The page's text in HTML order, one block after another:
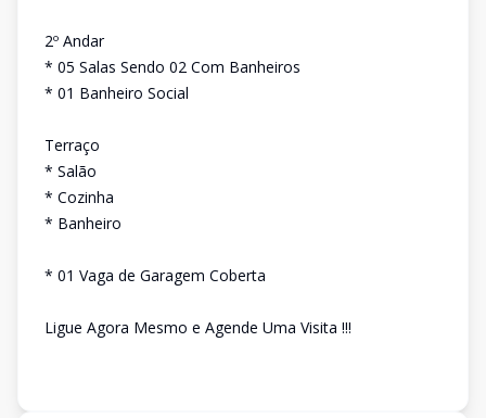
2º Andar
* 05 Salas Sendo 02 Com Banheiros
* 01 Banheiro Social
Terraço
* Salão
* Cozinha
* Banheiro
* 01 Vaga de Garagem Coberta
Ligue Agora Mesmo e Agende Uma Visita !!!